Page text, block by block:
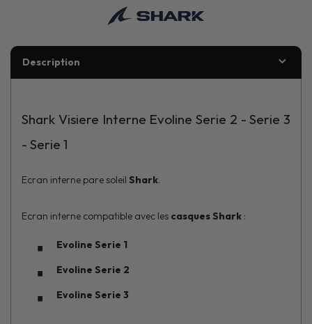
Description
Shark Visiere Interne Evoline Serie 2 - Serie 3
- Serie 1
Ecran interne pare soleil Shark.
Ecran interne compatible avec les casques Shark :
Evoline Serie 1
Evoline Serie 2
Evoline Serie 3